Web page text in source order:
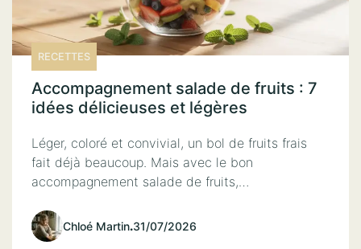
RECETTES
Accompagnement salade de fruits : 7
idées délicieuses et légères
Léger, coloré et convivial, un bol de fruits frais
fait déjà beaucoup. Mais avec le bon
accompagnement salade de fruits,…
Chloé Martin.31/07/2026